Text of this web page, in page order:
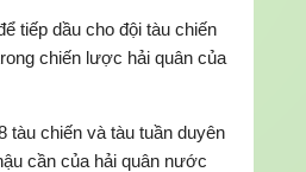
tiếp dầu cho đội tàu chiến
chiến lược hải quân của
tàu chiến và tàu tuần duyên
cần của hải quân nước